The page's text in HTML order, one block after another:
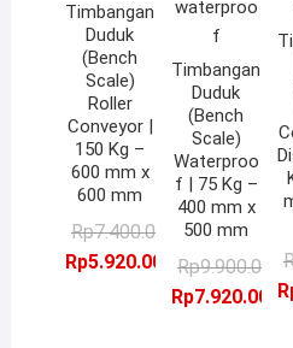
Timbangan
Duduk
(Bench
Scale)
Roller
Conveyor |
150 Kg –
600 mm x
600 mm
Rp7.400.000,00Harga
aslinya
adalah:
Rp5.920.000,00
Harga
saat
ini
Timbangan
Duduk
(Bench
Scale)
Waterproo
f | 75 Kg –
400 mm x
500 mm
Rp
Rp